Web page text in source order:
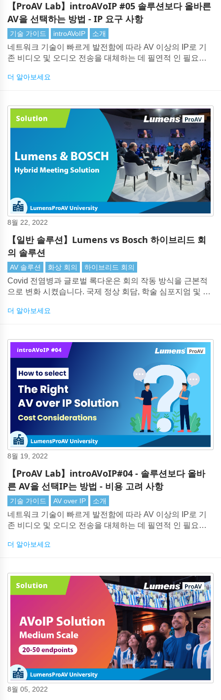
【ProAV Lab】introAVoIP #05 솔루션보다 올바른
AV을 선택하는 방법 - IP 요구 사항
기술 가이드 introAVoIP 소개
네트워크 기술이 빠르게 발전함에 따라 AV 이상의 IP로 기
존 비디오 및 오디오 전송을 대체하는 데 필연적 인 필요성
기 때문에 올바른 기술을 선택하는 것은 어려운 작업이 될
더 알아보세요
8월 22, 2022
【일반 솔루션】Lumens vs Bosch 하이브리드 회
의 솔루션
AV 솔루션 화상 회의 하이브리드 회의
Covid 전염병과 글로벌 록다운은 회의 작동 방식을 근본적
으로 변화 시켰습니다. 국제 정상 회담, 학술 심포지엄 및 주
접근 방식을 채택했습니다. 하이브리드 회의를 사용하면 회
더 알아보세요
8월 19, 2022
【ProAV Lab】introAVoIP#04 - 솔루션보다 올바
른 AV을 선택IP는 방법 - 비용 고려 사항
기술 가이드 AV over IP 소개
네트워크 기술이 빠르게 발전함에 따라 AV 이상의 IP로 기
존 비디오 및 오디오 전송을 대체하는 데 필연적 인 필요성
기 때문에 올바른 기술을 선택하는 것은 어려운 작업이 될
더 알아보세요
8월 05, 2022